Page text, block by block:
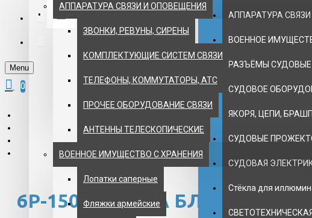
АППАРАТУРА
ВОЕННОЕ
РАЗЪЁМЫ СУДОВЫЕ
СУДОВОЕ
ЯКОРЯ, ЦЕПИ,
СУДОВЫЕ
СУДОВАЯ
Стёкла для
АППАРАТУРА СВЯЗИ И ОПОВЕЩЕНИЯ
ЗВОНКИ, РЕВУНЫ, СИРЕНЫ
КОМПЛЕКТУЮЩИЕ СИСТЕМ СВЯЗИ
ТЕЛЕФОНЫ, КОММУТАТОРЫ, АТС
ПРОЧЕЕ ОБОРУДОВАНИЕ СВЯЗИ
АНТЕННЫ ТЕЛЕСКОПИЧЕСКИЕ
ВОЕННОЕ ИМУЩЕСТВО С ХРАНЕНИЯ
Лопатки саперные
Фляжки армейские
Menu
0
6Р-150А ВИЛКА БЛОЧНАЯ